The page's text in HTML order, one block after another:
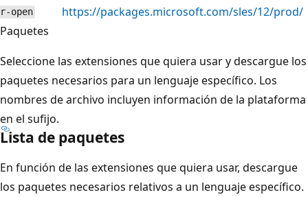
r-open
Paquetes
https://packages.microsoft.com/sles/12/prod/
Seleccione las extensiones que quiera usar y descargue los
paquetes necesarios para un lenguaje específico. Los
nombres de archivo incluyen información de la plataforma
en el sufijo.
Lista de paquetes
En función de las extensiones que quiera usar, descargue
los paquetes necesarios relativos a un lenguaje específico.